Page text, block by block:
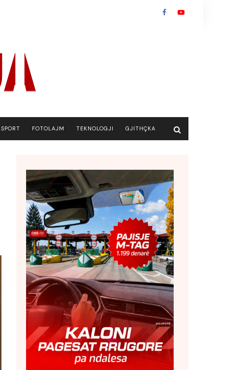
SPORT FOTOLAJM TEKNOLOGJI GJITHÇKA